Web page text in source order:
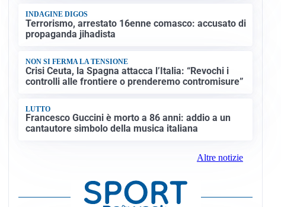
INDAGINE DIGOS
Terrorismo, arrestato 16enne comasco: accusato di
propaganda jihadista
NON SI FERMA LA TENSIONE
Crisi Ceuta, la Spagna attacca l’Italia: “Revochi i
controlli alle frontiere o prenderemo contromisure”
LUTTO
Francesco Guccini è morto a 86 anni: addio a un
cantautore simbolo della musica italiana
Altre notizie